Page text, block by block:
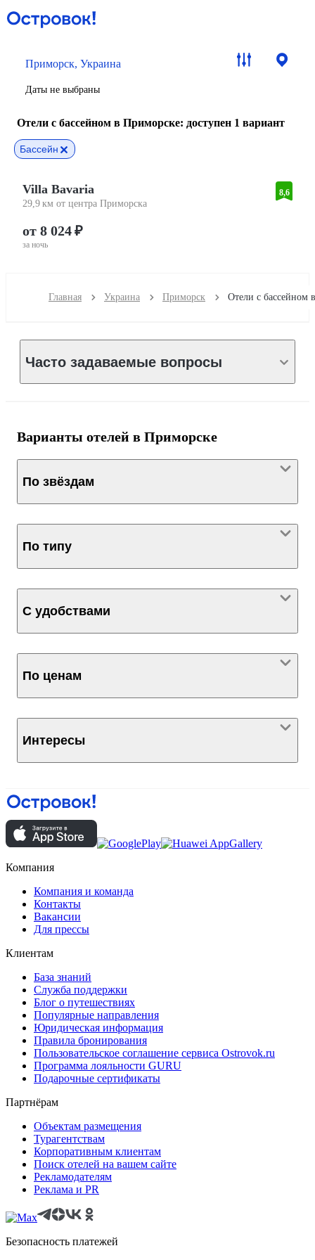
Приморск, Украина
Даты не выбраны
Отели с бассейном в Приморске: доступен 1 вариант
Бассейн
Villa Bavaria
29,9 км от центра Приморска
8,6
от 8 024 ₽
за ночь
Главная Украина Приморск
Часто задаваемые вопросы
Варианты отелей в Приморске
По звёздам
По типу
С удобствами
По ценам
Интересы
Компания
Компания и команда
Контакты
Вакансии
Для прессы
Клиентам
База знаний
Служба поддержки
Блог о путешествиях
Популярные направления
Юридическая информация
Правила бронирования
Пользовательское соглашение сервиса Ostrovok.ru
Программа лояльности GURU
Подарочные сертификаты
Партнёрам
Объектам размещения
Турагентствам
Корпоративным клиентам
Поиск отелей на вашем сайте
Рекламодателям
Реклама и PR
Безопасность платежей